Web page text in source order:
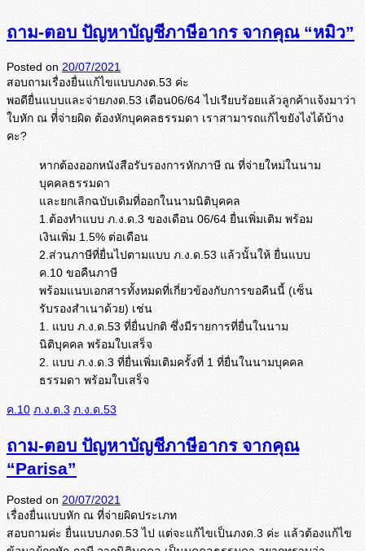
ถาม-ตอบ ปัญหาบัญชีภาษีอากร จากคุณ “หมิว”
Posted on 20/07/2021
สอบถามเรื่องยื่นแก้ไขแบบภงด.53 ค่ะ
พอดียื่นแบบและจ่ายภงด.53 เดือน06/64 ไปเรียบร้อยแล้วลูกค้าแจ้งมาว่า
ใบหัก ณ ที่่จ่ายผิด ต้องหักบุคคลธรรมดา เราสามารถแก้ไขยังไงได้บ้าง
คะ?
หากต้องออกหนังสือรับรองการหักภาษี ณ ที่จ่ายใหม่ในนาม
บุคคลธรรมดา
และยกเลิกฉบับเดิมที่ออกในนามนิติบุคคล
1.ต้องทำแบบ ภ.ง.ด.3 ของเดือน 06/64 ยื่นเพิ่มเติม พร้อม
เงินเพิ่ม 1.5% ต่อเดือน
2.ส่วนภาษีที่ยื่นไปตามแบบ ภ.ง.ด.53 แล้วนั้นให้ ยื่นแบบ
ค.10 ขอคืนภาษี
พร้อมแนบเอกสารทั้งหมดที่เกี่ยวข้องกับการขอคืนนี้ (เซ็น
รับรองสำเนาด้วย) เช่น
1. แบบ ภ.ง.ด.53 ที่ยื่นปกติ ซึ่งมีรายการที่ยื่นในนาม
นิติบุคคล พร้อมใบเสร็จ
2. แบบ ภ.ง.ด.3 ที่ยื่นเพิ่มเติมครั้งที่ 1 ที่ยื่นในนามบุคคล
ธรรมดา พร้อมใบเสร็จ
ค.10 ภ.ง.ด.3 ภ.ง.ด.53
ถาม-ตอบ ปัญหาบัญชีภาษีอากร จากคุณ
“Parisa”
Posted on 20/07/2021
เรื่องยื่นแบบหัก ณ ที่จ่ายผิดประเภท
สอบถามค่ะ ยื่นแบบภงด.53 ไป แต่จะแก้ไขเป็นภงด.3 ค่ะ แล้วต้องแก้ไข